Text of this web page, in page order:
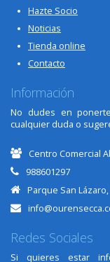
Hazte Socio
Noticias
Tienda online
Contacto
Información
No dudes en
cualquier duda o
Centro Comercial
988601297
Parque San
Redes Sociales
Si quieres estar